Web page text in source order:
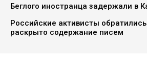
Беглого иностранца задержали в
Российские активисты обратились
раскрыто содержание писем